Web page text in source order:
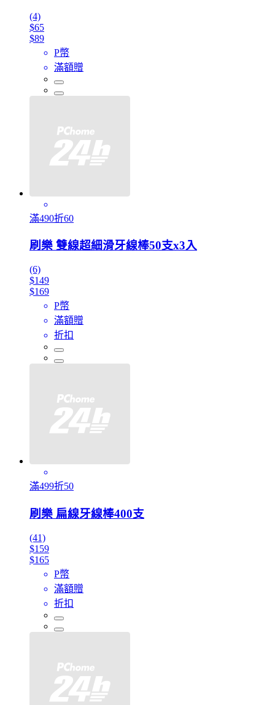
(4)
$65
$89
P幣
滿額贈
滿490折60
刷樂 雙線超細滑牙線棒50支x3入
(6)
$149
$169
P幣
滿額贈
折扣
滿499折50
刷樂 扁線牙線棒400支
(41)
$159
$165
P幣
滿額贈
折扣